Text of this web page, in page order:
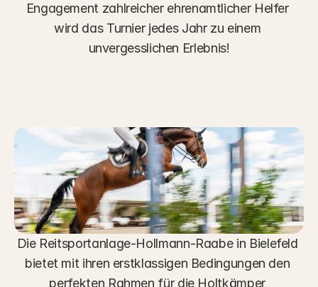
Engagement zahlreicher ehrenamtlicher Helfer
wird das Turnier jedes Jahr zu einem
unvergesslichen Erlebnis!
Die Reitsportanlage-Hollmann-Raabe in Bielefeld
bietet mit ihren erstklassigen Bedingungen den
perfekten Rahmen für die Holtkämper